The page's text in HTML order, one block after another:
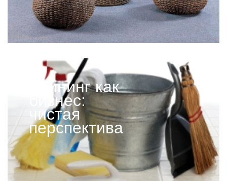
Клининг как
бизнес:
чистая
перспектива